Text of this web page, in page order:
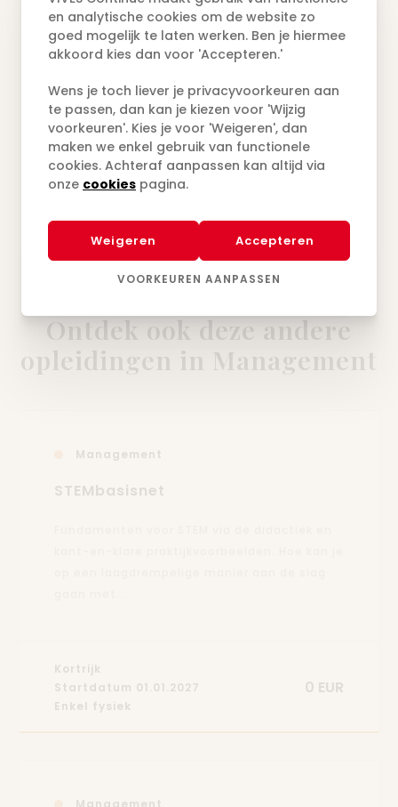
KU Leuven Campus Kulak
Deze opleiding is een samenwerking
tussen VIVES en KU Leuven Campus
Kulak.
Ontdek ook deze andere
opleidingen in Management
Management
STEMbasisnet
Kortrijk
Startdatum 01.01.2027
Enkel fysiek
0 EUR
Management
en analytische cookies om de website zo
goed mogelijk te laten werken. Ben je hiermee
akkoord kies dan voor 'Accepteren.'
Wens je toch liever je privacyvoorkeuren aan
te passen, dan kan je kiezen voor 'Wijzig
voorkeuren'. Kies je voor 'Weigeren', dan
maken we enkel gebruik van functionele
cookies. Achteraf aanpassen kan altijd via
onze cookies pagina.
Weigeren Accepteren
VOORKEUREN AANPASSEN